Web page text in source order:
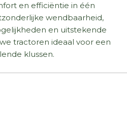
en efficiëntie in één
wendbaarheid,
en uitstekende
tractoren ideaal voor een
klussen.